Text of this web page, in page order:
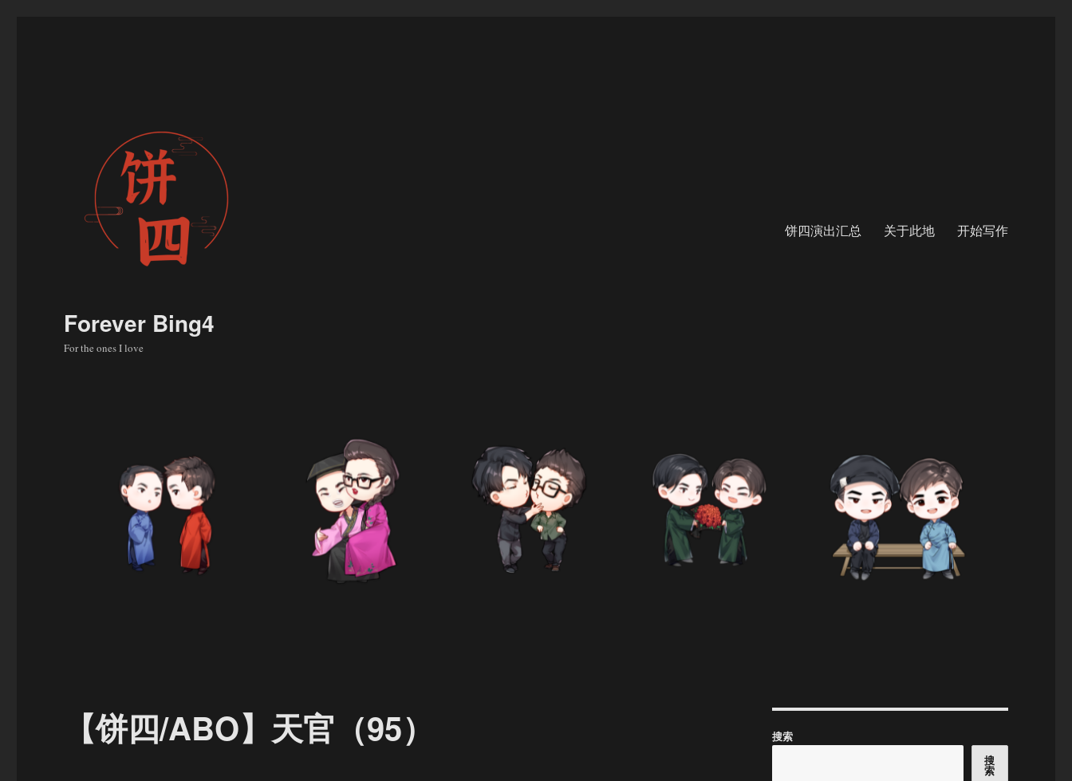
Forever Bing4
For the ones I love
饼四演出汇总 关于此地 开始写作
【饼四/ABO】天官（95）
搜索
搜
索